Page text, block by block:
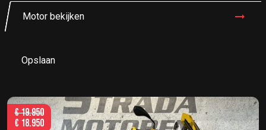
Motor bekijken
Opslaan
€19.950
€ 18.950